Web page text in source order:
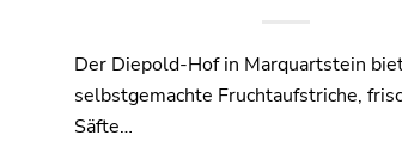
Der Diepold-Hof in Marquartstein
selbstgemachte Fruchtaufstriche,
Säfte…